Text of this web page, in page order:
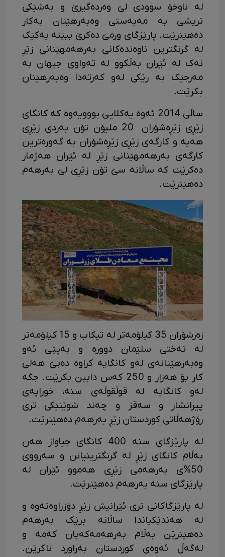
لە ناوخۆ سوودی لێ وەردەگیرێ و بەشێکی
تریشی بە مەبەستی وەبەرهێنان بەکار
دەهێنرێت. پارێزگای ورمێ دەکرێ ببێتە یەکێک
لە گرنگترین ناوەندەکانی بەرهەمهێنانی زێڕ
نەک لە ئێران بەڵکوو لە تەواوی جیهان بە
مەرجێک بە رێکی لەو کەرتەدا وەبەرهێنان
بکرێت.
ساڵی 2014 ئەوە یەکلایی بووویەوە کە کانگای
زێڕی زێڕەشۆران 20 ملیۆن تۆن بەردی زێڕی
هەیە و کارگەی زێڕی زێڕەشۆران بە گەورەترین
کارگەی بەرهەمهێنانی زێڕ لە ئێران هەژمار
دەکرێت کە ساڵانە سێ تۆن زێڕی لێ بەرهەم
دەهێنرێت.
زەرشۆران 35 کیلۆمەتر لە تیکاب و 15 کیلۆمەتر
لە تەختی سلێمان دوورە و بەپێی ئەو
وەبەرهێنانەی لەو کانگایە کراوە دەبێ هەلی
کار بۆ هەزار و 250 کەس دابین بکرێت. جگە
لەو کانگایە لە قوڵقوڵەی سنە، خوراپەی
پیرانشار و سەقز و چەند شوێنێکی تری
رۆژهەڵاتی کوردستان زێڕ بەرهەم دەهێنرێت.
لە پارێزگای سنە 400 کانگای جیاواز هەن
بەڵام کانگای زێڕ لە گرنگترینیانن و سەرووی
50%ی بەرهەمی زێڕی هەموو ئێران لە
پارێزگای سنە بەرهەم دەهێنرێت.
لە پارێزگاکانی تری ئێرانیش زێڕ دۆزراوەتەوە و
لە هەندێکیاندا ساڵانە برێک بەرهەم
دەهێنرێن بەڵام بەرهەمەکەیان کەمە و
لەگەڵ ئەوەی کوردستان بەراورد ناکرێن.